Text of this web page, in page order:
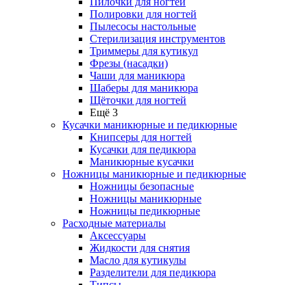
Полировки для ногтей
Пылесосы настольные
Стерилизация инструментов
Триммеры для кутикул
Фрезы (насадки)
Чаши для маникюра
Шаберы для маникюра
Щёточки для ногтей
Ещё 3
Кусачки маникюрные и педикюрные
Книпсеры для ногтей
Кусачки для педикюра
Маникюрные кусачки
Ножницы маникюрные и педикюрные
Ножницы безопасные
Ножницы маникюрные
Ножницы педикюрные
Расходные материалы
Аксессуары
Жидкости для снятия
Масло для кутикулы
Разделители для педикюра